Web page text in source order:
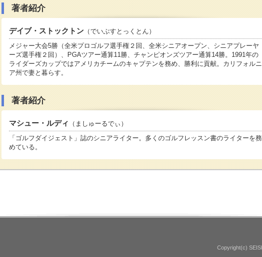
著者紹介
デイブ・ストックトン （でいぶすとっくとん）
メジャー大会5勝（全米プロゴルフ選手権２回、全米シニアオープン、シニアプレーヤ
ーズ選手権２回）、PGAツアー通算11勝、チャンピオンズツアー通算14勝。1991年の
ライダーズカップではアメリカチームのキャプテンを務め、勝利に貢献。カリフォルニ
ア州で妻と暮らす。
著者紹介
マシュー・ルディ
（ましゅーるでぃ）
「ゴルフダイジェスト」誌のシニアライター。多くのゴルフレッスン書のライターを務
めている。
Copyright(c)